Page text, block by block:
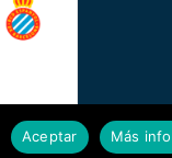
Aceptar Más